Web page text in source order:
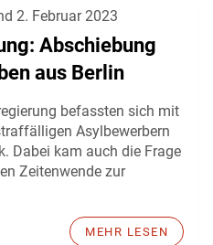
2. Februar 2023
Abschiebung
aus Berlin
befassten sich mit
Asylbewerbern
Dabei kam auch die Frage
Zeitenwende zur
MEHR LESEN